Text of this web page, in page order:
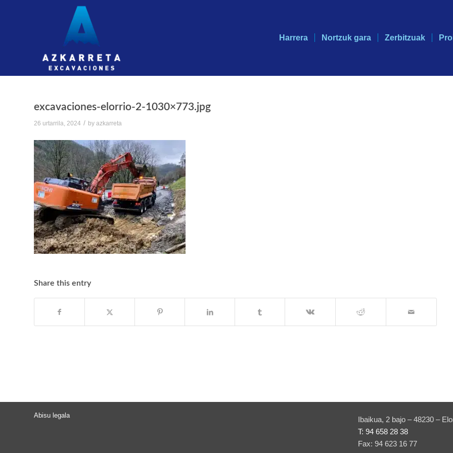
Harrera Nortzuk gara Zerbitzuak
excavaciones-elorrio-2-1030×773.jpg
26 urtarrila, 2024 / by azkarreta
Share this entry
Abisu legala
Ibaikua, 2 bajo – 48230 –
T: 94 658 28 38
Fax: 94 623 16 77